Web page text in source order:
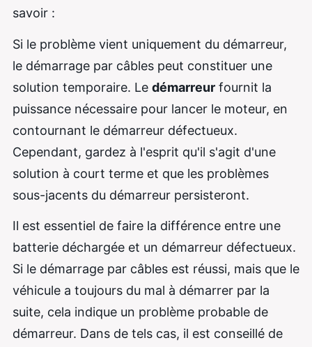
savoir :
Si le problème vient uniquement du démarreur,
le démarrage par câbles peut constituer une
solution temporaire. Le démarreur fournit la
puissance nécessaire pour lancer le moteur, en
contournant le démarreur défectueux.
Cependant, gardez à l'esprit qu'il s'agit d'une
solution à court terme et que les problèmes
sous-jacents du démarreur persisteront.
Il est essentiel de faire la différence entre une
batterie déchargée et un démarreur défectueux.
Si le démarrage par câbles est réussi, mais que le
véhicule a toujours du mal à démarrer par la
suite, cela indique un problème probable de
démarreur. Dans de tels cas, il est conseillé de